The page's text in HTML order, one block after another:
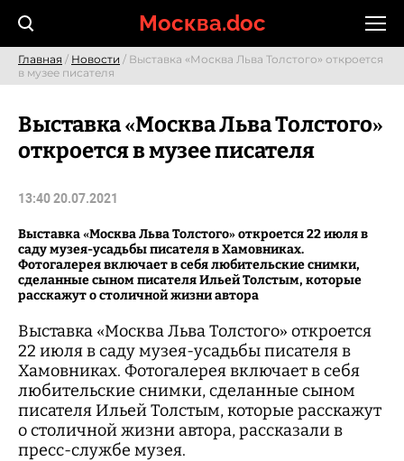
Москва.doc
Главная / Новости / Выставка «Москва Льва Толстого» откроется
в музее писателя
Выставка «Москва Льва Толстого»
откроется в музее писателя
13:40 20.07.2021
Выставка «Москва Льва Толстого» откроется 22 июля в
саду музея-усадьбы писателя в Хамовниках.
Фотогалерея включает в себя любительские снимки,
сделанные сыном писателя Ильей Толстым, которые
расскажут о столичной жизни автора
Выставка «Москва Льва Толстого» откроется
22 июля в саду музея-усадьбы писателя в
Хамовниках. Фотогалерея включает в себя
любительские снимки, сделанные сыном
писателя Ильей Толстым, которые расскажут
о столичной жизни автора, рассказали в
пресс-службе музея.